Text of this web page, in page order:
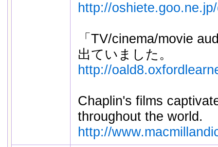
http://
「TV/cinema/movie
出ていました。
http://
Chaplin's films
throughout the world.
http://